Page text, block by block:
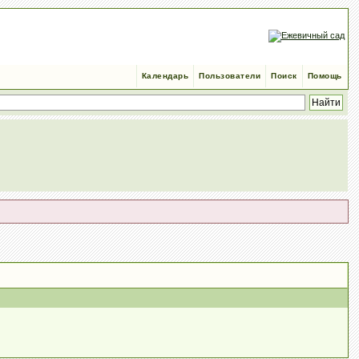
Помощь
Поиск
Пользователи
Календарь